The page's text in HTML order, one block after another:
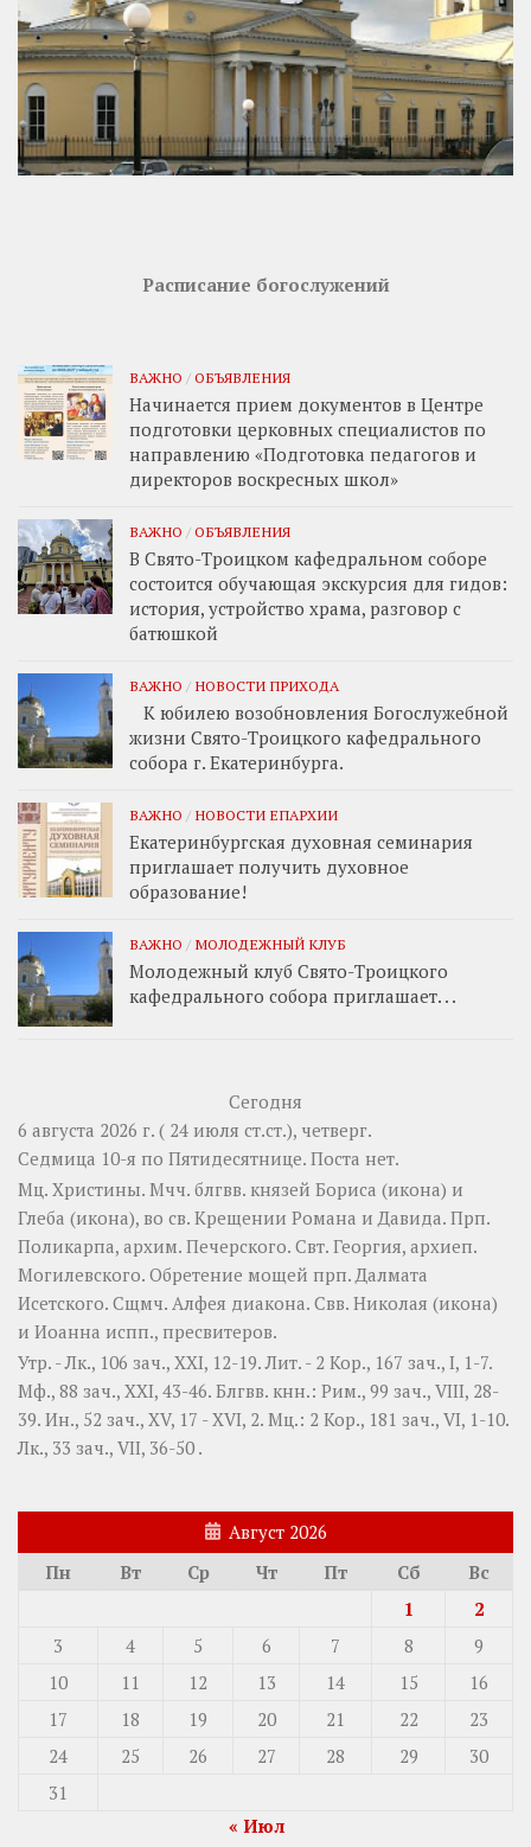
Расписание богослужений
ВАЖНО / ОБЪЯВЛЕНИЯ
Начинается прием документов в Центре
подготовки церковных специалистов по
направлению «Подготовка педагогов и
директоров воскресных школ»
ВАЖНО / ОБЪЯВЛЕНИЯ
В Свято-Троицком кафедральном соборе
состоится обучающая экскурсия для гидов:
история, устройство храма, разговор с
батюшкой
ВАЖНО / НОВОСТИ ПРИХОДА
К юбилею возобновления Богослужебной
жизни Свято-Троицкого кафедрального
собора г. Екатеринбурга.
ВАЖНО / НОВОСТИ ЕПАРХИИ
Екатеринбургская духовная семинария
приглашает получить духовное
образование!
ВАЖНО / МОЛОДЕЖНЫЙ КЛУБ
Молодежный клуб Свято-Троицкого
кафедрального собора приглашает. . .
Сегодня
6 августа 2026 г. ( 24 июля ст.ст.), четверг.
Седмица 10-я по Пятидесятнице. Поста нет.
Мц. Христины. Мчч. блгвв. князей Бориса (икона) и
Глеба (икона), во св. Крещении Романа и Давида. Прп.
Поликарпа, архим. Печерского. Свт. Георгия, архиеп.
Могилевского. Обретение мощей прп.Далмата
Исетского. Сщмч. Алфея диакона. Свв. Николая (икона)
и Иоанна испп., пресвитеров.
Утр. -Лк., 106 зач., XXI, 12-19.Лит. - 2 Кор., 167 зач., I, 1-7.
Мф., 88 зач., XXI, 43-46. Блгвв. кнн.: Рим., 99 зач., VIII, 28-
39. Ин., 52 зач., XV, 17 - XVI, 2. Мц.: 2 Кор., 181 зач., VI, 1-10.
Лк., 33 зач., VII, 36-50 .
Август 2026
Пн
Вт Ср Чт Пт Сб
Вс
1
2
3
4 5 6 7 8
9
10
11 12 13 14 15
16
17
18 19 20 21 22
23
24
25 26 27 28 29
30
31
« Июл